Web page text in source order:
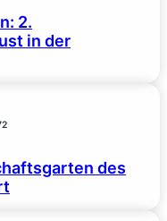
2.
in der
des